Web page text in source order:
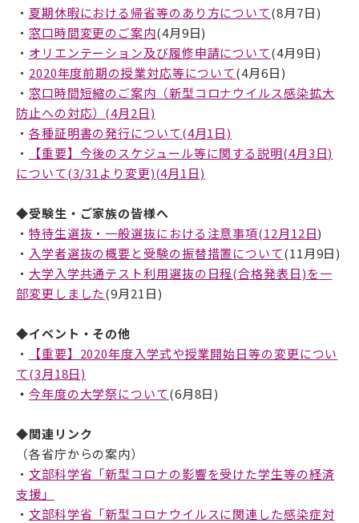
・ 夏期休暇における帰省等のあり方について(8月7日)
・ 窓口時間変更のご案内(4月9日)
・ オリエンテーション及び履修申請について(4月9日)
・ 2020年度前期の授業対応等について(4月6日)
・ 窓口時間短縮のご案内（新型コロナウイルス感染拡大
防止への対応）(4月2日)
・ 各種証明書の発行について(4月1日)
・
【重要】今後のスケジュール等に関する説明(4月3日)
について(3/31より変更)(4月1日)
◆受験生・ご家族の皆様へ
・ 特待生選抜・一般選抜における注意事項(12月12日)
・ 入学者選抜の概要と受験の振替措置について(11月9日)
・ 大学入学共通テスト利用選抜の日程(合格発表日)を一
部変更しました(9月21日)
◆イベント・その他
・
【重要】2020年度入学式や授業開始日等の変更につい
て(3月18日)
・ 今年度の大学祭について(6月8日)
◆関連リンク
（各省庁からの案内）
・ 文部科学省「新型コロナの影響を受けた学生等の経済
支援」
・ 文部科学省「新型コロナウイルスに関連した感染症対